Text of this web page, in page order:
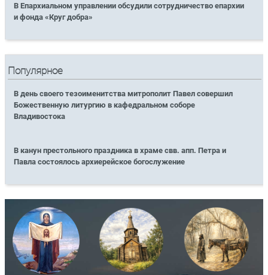
В Епархиальном управлении обсудили сотрудничество епархии
и фонда «Круг добра»
Популярное
В день своего тезоименитства митрополит Павел совершил
Божественную литургию в кафедральном соборе
Владивостока
В канун престольного праздника в храме свв. апп. Петра и
Павла состоялось архиерейское богослужение